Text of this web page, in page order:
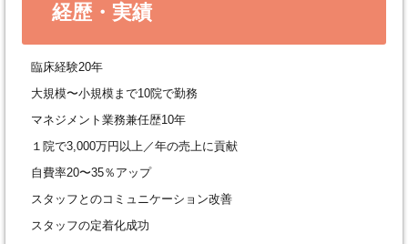
経歴・実績
臨床経験20年
大規模〜小規模まで10院で勤務
マネジメント業務兼任歴10年
１院で3,000万円以上／年の売上に貢献
自費率20〜35％アップ
スタッフとのコミュニケーション改善
スタッフの定着化成功